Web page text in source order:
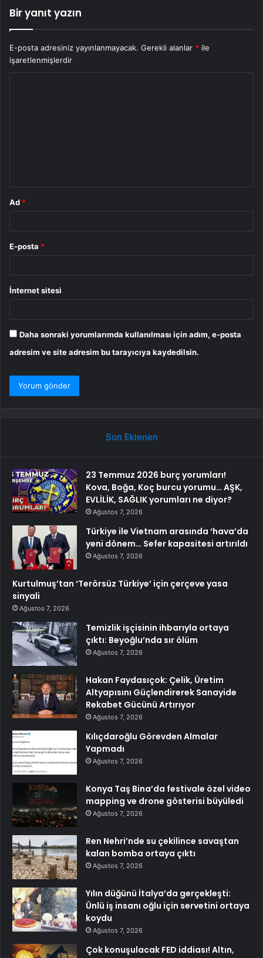
Bir yanıt yazın
E-posta adresiniz yayınlanmayacak. Gerekli alanlar * ile
işaretlenmişlerdir
Ad *
E-posta *
İnternet sitesi
Daha sonraki yorumlarımda kullanılması için adım, e-posta
adresim ve site adresim bu tarayıcıya kaydedilsin.
Son Eklenen
23 Temmuz 2026 burç yorumları!
Kova, Boğa, Koç burcu yorumu… AŞK,
EVLİLİK, SAĞLIK yorumları ne diyor?
Ağustos 7, 2026
Türkiye ile Vietnam arasında ‘hava’da
yeni dönem… Sefer kapasitesi artırıldı
Ağustos 7, 2026
Kurtulmuş’tan ‘Terörsüz Türkiye’ için çerçeve yasa
sinyali
Ağustos 7, 2026
Temizlik işçisinin ihbarıyla ortaya
çıktı: Beyoğlu’nda sır ölüm
Ağustos 7, 2026
Hakan Faydasıçok: Çelik, Üretim
Altyapısını Güçlendirerek Sanayide
Rekabet Gücünü Artırıyor
Ağustos 7, 2026
Kılıçdaroğlu Görevden Almalar
Yapmadı
Ağustos 7, 2026
Konya Taş Bina’da festivale özel video
mapping ve drone gösterisi büyüledi
Ağustos 7, 2026
Ren Nehri’nde su çekilince savaştan
kalan bomba ortaya çıktı
Ağustos 7, 2026
Yılın düğünü İtalya’da gerçekleşti:
Ünlü iş insanı oğlu için servetini ortaya
koydu
Ağustos 7, 2026
Çok konuşulacak FED iddiası! Altın,